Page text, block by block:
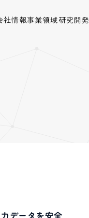
社情報事業領域研究開発
データを安全